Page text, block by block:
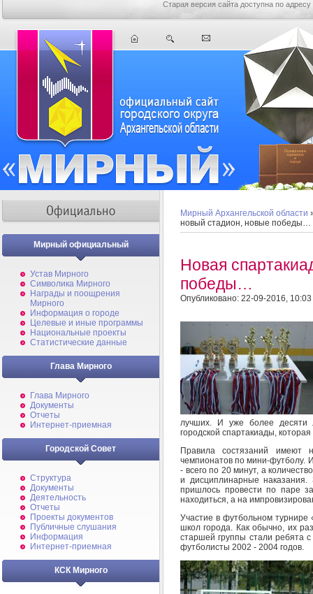
Старая версия сайта доступна по адресу
Мирный официальный
Устав Мирного
Символика Мирного
Награды и поощрения
Мирного
Информация о городе
Целевые и иные программы
Национальные проекты
Статистические данные
Глава Мирного
Глава Мирного
Документы
Отчеты
Интернет-приемная
Городской Совет
Структура
Документы
Деятельность
Отчеты
Проекты документов
Публичные слушания
Информация
Интернет-приемная
КСК Мирного
Мирный Архангельской области
новый стадион, новые победы…
Новая
победы…
Опубликовано: 22-09-2016, 10:03
лучших. И уже более десяти
городской спартакиады,
Правила состязаний имеют
чемпионатов по мини-футболу.
- всего по 20 минут, а
и дисциплинарные наказания.
пришлось провести по паре
находиться, а на
Участие в футбольном
школ города. Как обычно, их
старшей группы стали ребята
футболисты 2002 - 2004 годов.